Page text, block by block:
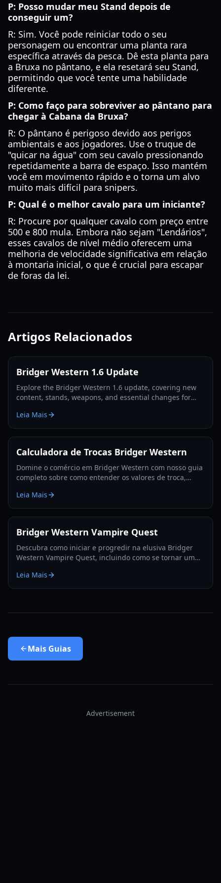
P: Posso mudar meu Stand depois de
conseguir um?
R: Sim. Você pode reiniciar todo o seu
personagem ou encontrar uma planta rara
específica através da pesca. Dê esta planta para
a Bruxa no pântano, e ela resetará seu Stand,
permitindo que você tente uma habilidade
diferente.
P: Como faço para sobreviver ao pântano para
chegar à Cabana da Bruxa?
R: O pântano é perigoso devido aos perigos
ambientais e aos jogadores. Use o truque de
"quicar na água" com seu cavalo pressionando
repetidamente a barra de espaço. Isso mantém
você em movimento rápido e o torna um alvo
muito mais difícil para snipers.
P: Qual é o melhor cavalo para um iniciante?
R: Procure por qualquer cavalo com preço entre
500 e 800 mula. Embora não sejam "Lendários",
esses cavalos de nível médio oferecem uma
melhoria de velocidade significativa em relação
à montaria inicial, o que é crucial para escapar
de foras da lei.
Artigos Relacionados
Bridger Western 1.6 Update
Explore the Bridger Western 1.6 update, covering new
content, stands, weapons, and essential changes for
Leia Mais
Calculadora de Trocas Bridger Western
Domine o comércio em Bridger Western com nosso guia
completo sobre como entender os valores de troca,
informadas.
Leia Mais
Bridger Western Vampire Quest
Descubra como iniciar e progredir na elusiva Bridger
Western Vampire Quest, incluindo como se tornar um
Leia Mais
Mais Guias
Advertisement